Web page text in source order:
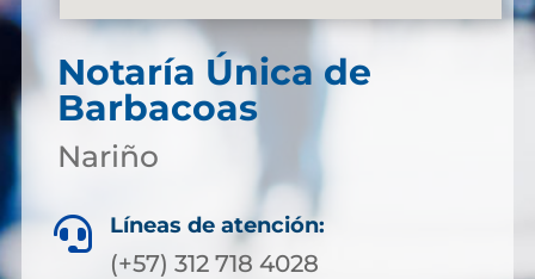
Notaría Única de
Barbacoas
Nariño
 Líneas de atención:
(+57) 312 718 4028